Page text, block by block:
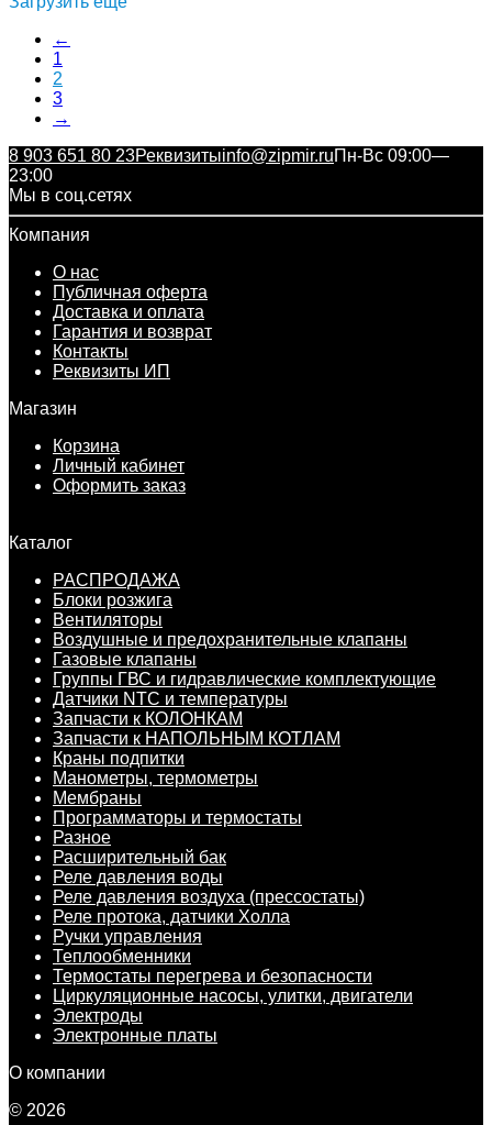
←
1
2
3
→
8 903 651 80 23Реквизитыinfo@zipmir.ruПн-Вс 09:00—
23:00
Мы в соц.сетях
Компания
О нас
Публичная оферта
Доставка и оплата
Гарантия и возврат
Контакты
Реквизиты ИП
Магазин
Корзина
Личный кабинет
Оформить заказ
Каталог
РАСПРОДАЖА
Блоки розжига
Вентиляторы
Воздушные и предохранительные клапаны
Газовые клапаны
Группы ГВС и гидравлические комплектующие
Датчики NTC и температуры
Запчасти к КОЛОНКАМ
Запчасти к НАПОЛЬНЫМ КОТЛАМ
Краны подпитки
Манометры, термометры
Мембраны
Программаторы и термостаты
Разное
Расширительный бак
Реле давления воды
Реле давления воздуха (прессостаты)
Реле протока, датчики Холла
Ручки управления
Теплообменники
Термостаты перегрева и безопасности
Циркуляционные насосы, улитки, двигатели
Электроды
Электронные платы
О компании
© 2026